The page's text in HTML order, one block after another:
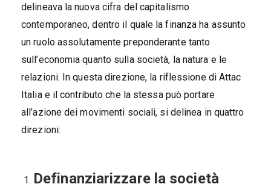
delineava la nuova cifra del capitalismo
contemporaneo, dentro il quale la finanza ha assunto
un ruolo assolutamente preponderante tanto
sull’economia quanto sulla società, la natura e le
relazioni. In questa direzione, la riflessione di Attac
Italia e il contributo che la stessa può portare
all’azione dei movimenti sociali, si delinea in quattro
direzioni:
Definanziarizzare la società